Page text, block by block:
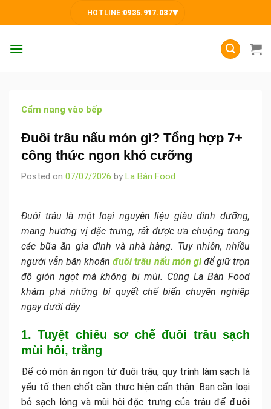
HOTLINE:0935.917.037▾
Cẩm nang vào bếp
Đuôi trâu nấu món gì? Tổng hợp 7+
công thức ngon khó cưỡng
Posted on 07/07/2026 by La Bàn Food
Đuôi trâu là một loại nguyên liệu giàu dinh dưỡng,
mang hương vị đặc trưng, rất được ưa chuộng trong
các bữa ăn gia đình và nhà hàng. Tuy nhiên, nhiều
người vẫn băn khoănđuôi trâu nấu món gìđể giữ trọn
độ giòn ngọt mà không bị mùi. Cùng La Bàn Food
khám phá những bí quyết chế biến chuyên nghiệp
ngay dưới đây.
1. Tuyệt chiêu sơ chế đuôi trâu sạch
mùi hôi, trắng
Để có món ăn ngon từ đuôi trâu, quy trình làm sạch là
yếu tố then chốt cần thực hiện cẩn thận. Bạn cần loại
bỏ sạch lông và mùi hôi đặc trưng của trâu để đuôi